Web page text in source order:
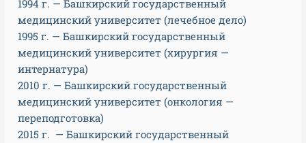
1994 г. — Башкирский государственный
медицинский университет (лечебное дело)
1995 г. — Башкирский государственный
медицинский университет (хирургия —
интернатура)
2010 г. — Башкирский государственный
медицинский университет (онкология —
переподготовка)
2015 г. — Башкирский государственный